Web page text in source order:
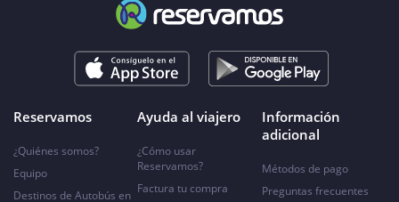
Reservamos
¿Quiénes somos?
Equipo
Destinos de Autobús en
Ayuda al viajero
¿Cómo usar
Reservamos?
Factura tu compra
Información
adicional
Métodos de pago
Preguntas frecuentes